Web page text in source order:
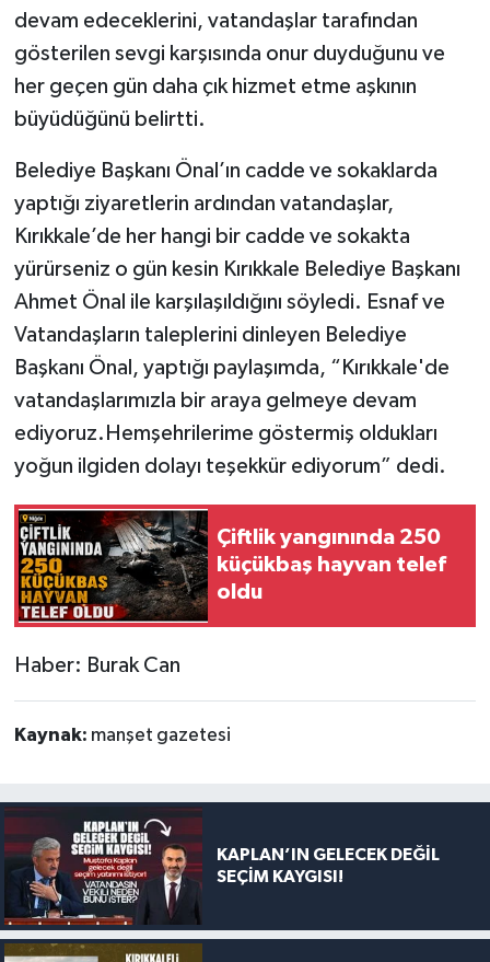
devam edeceklerini, vatandaşlar tarafından
gösterilen sevgi karşısında onur duyduğunu ve
her geçen gün daha çık hizmet etme aşkının
büyüdüğünü belirtti.
Belediye Başkanı Önal’ın cadde ve sokaklarda
yaptığı ziyaretlerin ardından vatandaşlar,
Kırıkkale’de her hangi bir cadde ve sokakta
yürürseniz o gün kesin Kırıkkale Belediye Başkanı
Ahmet Önal ile karşılaşıldığını söyledi. Esnaf ve
Vatandaşların taleplerini dinleyen Belediye
Başkanı Önal, yaptığı paylaşımda, “Kırıkkale'de
vatandaşlarımızla bir araya gelmeye devam
ediyoruz.Hemşehrilerime göstermiş oldukları
yoğun ilgiden dolayı teşekkür ediyorum” dedi.
Çiftlik yangınında 250
küçükbaş hayvan telef
oldu
Haber: Burak Can
Kaynak: manşet gazetesi
KAPLAN’IN GELECEK DEĞİL
SEÇİM KAYGISI!